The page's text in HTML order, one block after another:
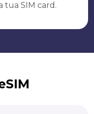
tua SIM card.